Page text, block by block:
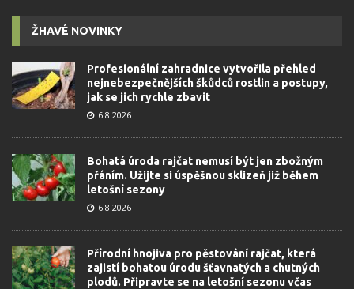
ŽHAVÉ NOVINKY
Profesionální zahradnice vytvořila přehled
nejnebezpečnějších škůdců rostlin a postupy,
jak se jich rychle zbavit
6.8.2026
Bohatá úroda rajčat nemusí být jen zbožným
přáním. Užijte si úspěšnou sklizeň již během
letošní sezony
6.8.2026
Přírodní hnojiva pro pěstování rajčat, která
zajistí bohatou úrodu šťavnatých a chutných
plodů. Připravte se na letošní sezonu včas